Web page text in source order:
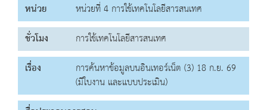
หน่วย
หน่วยที่ 4 การใช้เทคโนโลยีสารสนเทศ
ชั่วโมง
การใช้เทคโนโลยีสารสนเทศ
เรื่อง
การค้นหาข้อมูลบนอินเทอร์เน็ต (3) 18 ก.ย. 69
(มีใบงาน และแบบประเมิน)